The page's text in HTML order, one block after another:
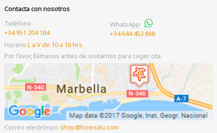
Contacta con nosotros
Teléfono
+34 951 204 184
WhatsApp
+34 644 452 868
Horario L a V de 10 a 16 hrs.
Por favor, llámanos antes de visitarnos para coger cita
Correo electrónico shop hoenalu.com